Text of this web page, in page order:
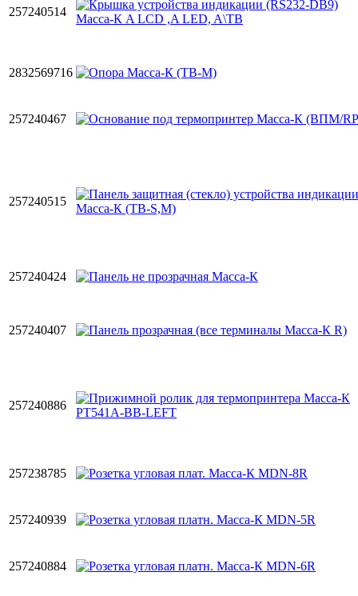
257240514
2832569716
257240467
257240515
257240424
257240407
257240886
257238785
257240939
257240884